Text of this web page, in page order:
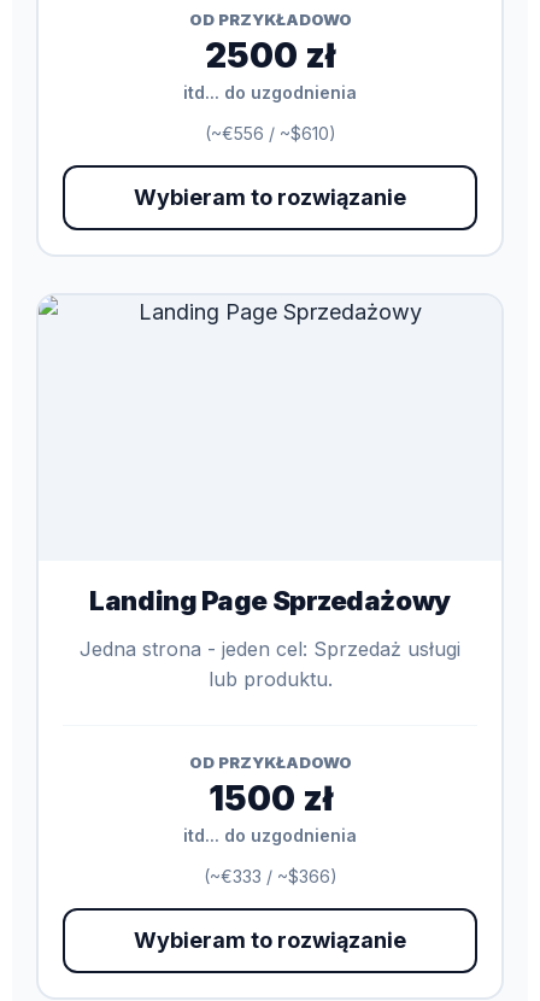
OD PRZYKŁADOWO
2500 zł
itd... do uzgodnienia
(~€556 / ~$610)
Wybieram to rozwiązanie
Landing Page Sprzedażowy
Jedna strona - jeden cel: Sprzedaż usługi
lub produktu.
OD PRZYKŁADOWO
1500 zł
itd... do uzgodnienia
(~€333 / ~$366)
Wybieram to rozwiązanie